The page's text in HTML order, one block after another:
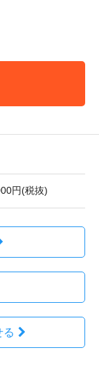
円(税抜)
る